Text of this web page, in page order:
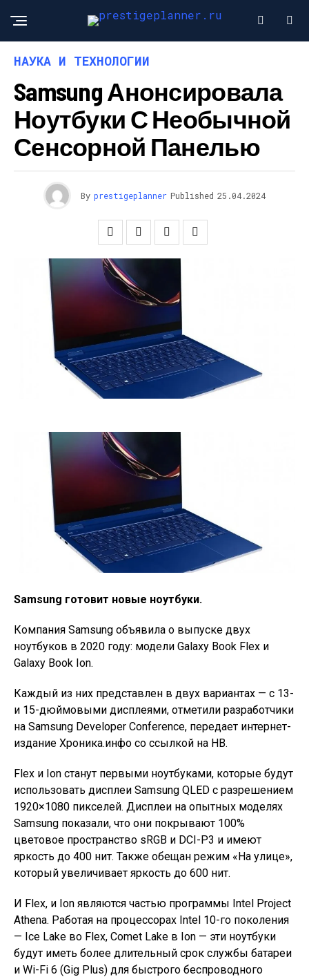
НАУКА И ТЕХНОЛОГИИ
Samsung Анонсировала
Ноутбуки С Необычной
Сенсорной Панелью
By prestigeplanner Published 25.04.2024
Samsung готовит новые ноутбуки.
Компания Samsung объявила о выпуске двух
ноутбуков в 2020 году: модели Galaxy Book Flex и
Galaxy Book Ion.
Каждый из них представлен в двух вариантах — с 13-
и 15-дюймовыми дисплеями, отметили разработчики
на Samsung Developer Conference, передает интернет-
издание Хроника.инфо со ссылкой на НВ.
Flex и Ion станут первыми ноутбуками, которые будут
использовать дисплеи Samsung QLED с разрешением
1920×1080 пикселей. Дисплеи на опытных моделях
Samsung показали, что они покрывают 100%
цветовое пространство sRGB и DCI-P3 и имеют
яркость до 400 нит. Также обещан режим «На улице»,
который увеличивает яркость до 600 нит.
И Flex, и Ion являются частью программы Intel Project
Athena. Работая на процессорах Intel 10-го поколения
— Ice Lake во Flex, Comet Lake в Ion — эти ноутбуки
будут иметь более длительный срок службы батареи
и Wi-Fi 6 (Gig Plus) для быстрого беспроводного